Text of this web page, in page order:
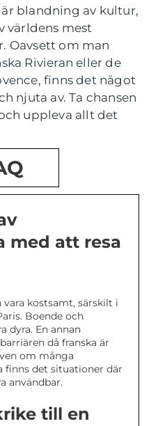
blandning av kultur,
världens mest
Oavsett om man
Rivieran eller de
finns det något
njuta av. Ta chansen
uppleva allt det
med att resa
kostsamt, särskilt i
Boende och
dyra. En annan
då franska är
om många
finns det situationer där
användbar.
till en